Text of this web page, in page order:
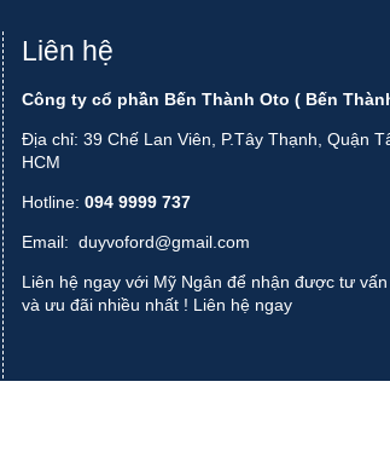
Liên hệ
Công ty cổ phần Bến Thành Oto ( Bến
Địa chỉ: 39 Chế Lan Viên, P.Tây Thạnh, Quận
HCM
Hotline: 094 9999 737
Email: duyvoford@gmail.com
Liên hệ ngay với Mỹ Ngân để nhận được tư
và ưu đãi nhiều nhất ! Liên hệ ngay